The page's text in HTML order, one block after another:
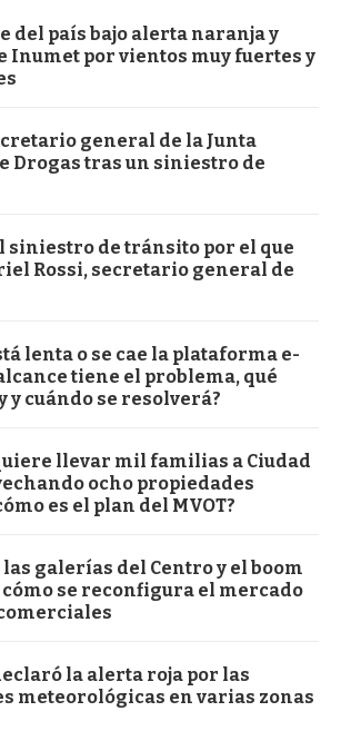
del país bajo alerta naranja y
Inumet por vientos muy fuertes y
general de la Junta
Drogas tras un siniestro de
siniestro de tránsito por el que
Rossi, secretario general de
lenta o se cae la plataforma e-
alcance tiene el problema, qué
y cuándo se resolverá?
llevar mil familias a Ciudad
ocho propiedades
es el plan del MVOT?
las galerías del Centro y el boom
cómo se reconfigura el mercado
la alerta roja por las
meteorológicas en varias zonas